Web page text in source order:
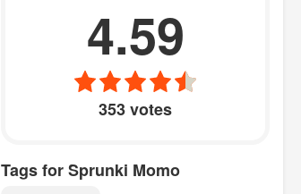
4.59
353 votes
Tags for Sprunki Momo